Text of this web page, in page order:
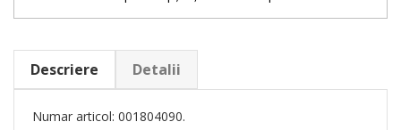
Descriere Detalii
Numar articol: 001804090.